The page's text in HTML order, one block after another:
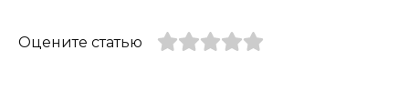
Оцените статью